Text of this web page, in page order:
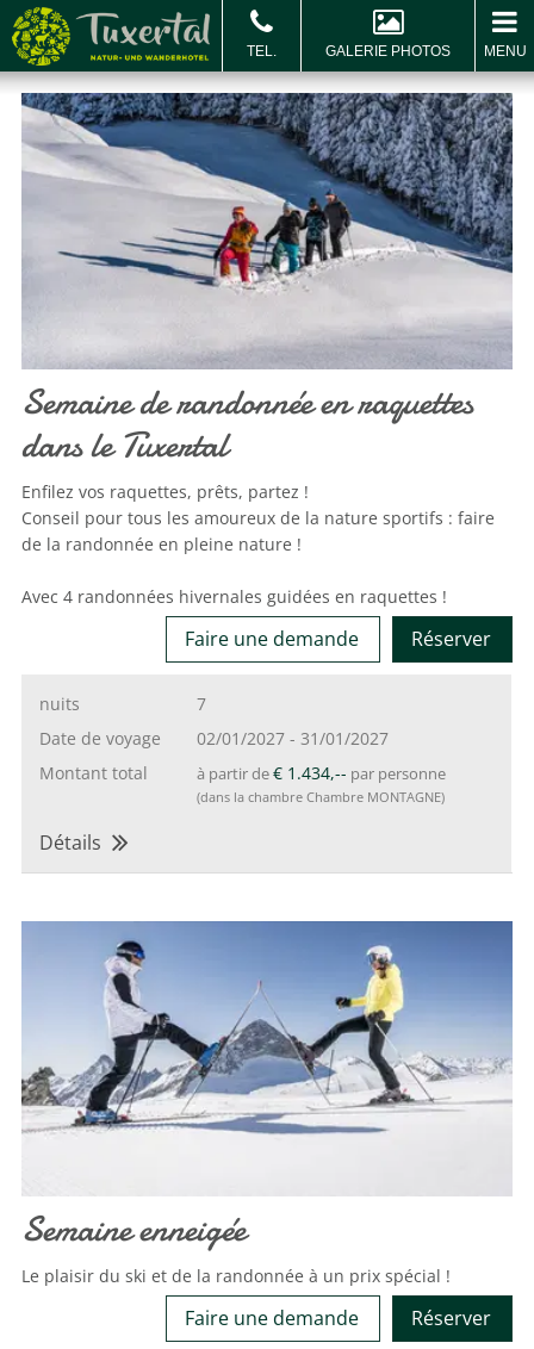
GALERIE PHOTOS MENU
RÉSERVER & DEMANDER Réserver
Semaine de randonnée en raquettes
dans le Tuxertal
Enfilez vos raquettes, prêts, partez !
Conseil pour tous les amoureux de la nature sportifs : faire
de la randonnée en pleine nature !
Avec 4 randonnées hivernales guidées en raquettes !
Réserver
Faire une demande
nuits
7
Date de voyage
02/01/2027 -31/01/2027
Montant total
à partir de€ 1.434,-- par personne
(dans la chambre Chambre MONTAGNE)
Détails
Semaine enneigée
Le plaisir du ski et de la randonnée à un prix spécial !
Réserver
Faire une demande